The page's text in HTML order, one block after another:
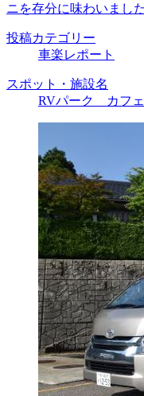
ニを存分に味わいました
投稿カテゴリー
車楽レポート
スポット・施設名
RVパーク カフ